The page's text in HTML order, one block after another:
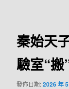
秦始天
驗室“
發佈日期:2026 年